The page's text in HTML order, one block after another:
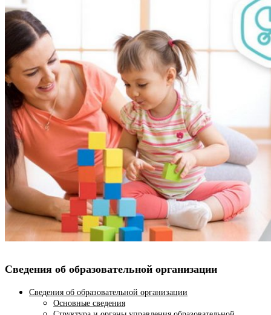
Сведения об образовательной организации
Сведения об образовательной организации
Основные сведения